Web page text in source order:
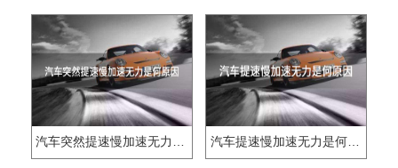
汽车提速慢加速无力是何原因